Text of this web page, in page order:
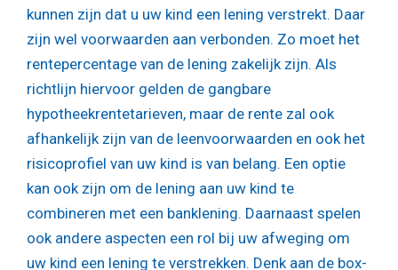
kunnen zijn dat u uw kind een lening verstrekt. Daar
zijn wel voorwaarden aan verbonden. Zo moet het
rentepercentage van de lening zakelijk zijn. Als
richtlijn hiervoor gelden de gangbare
hypotheekrentetarieven, maar de rente zal ook
afhankelijk zijn van de leenvoorwaarden en ook het
risicoprofiel van uw kind is van belang. Een optie
kan ook zijn om de lening aan uw kind te
combineren met een banklening. Daarnaast spelen
ook andere aspecten een rol bij uw afweging om
uw kind een lening te verstrekken. Denk aan de box-